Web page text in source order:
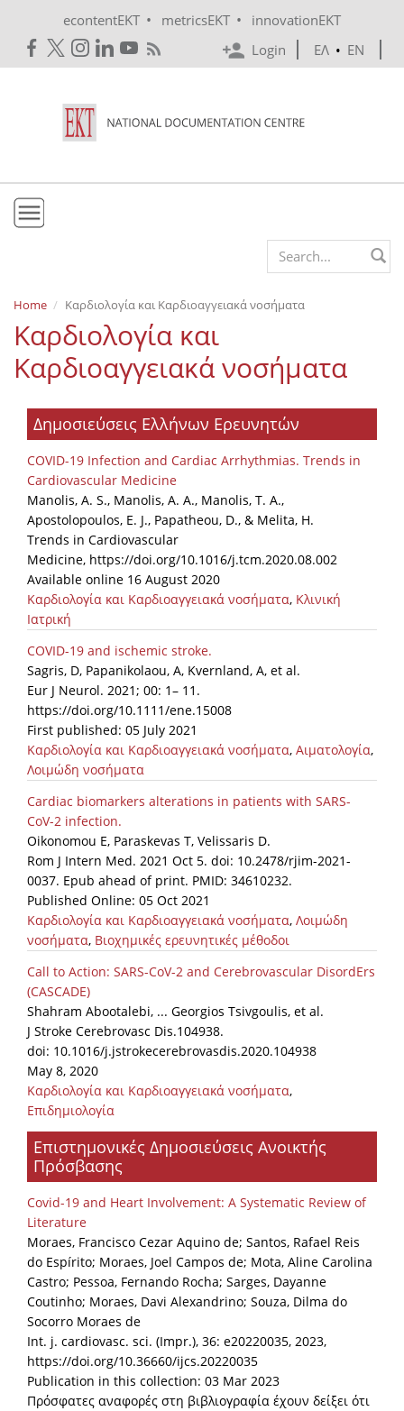
econtentEKT • metricsEKT •
innovationEKT
Login
ΕΛ • EN
Mission & Vision
Policies
History
Organisational Structure
EKT Tenders
EKT Websites
Projects
Services
Publications
Annual Reports
Publications for R&D Metrics & Indicators
Publications for Libraries
Informational Publications
News & Information
News
Events
Press Centre
"Innovation, Research & Technology" magazine
Contact
Helpdesks
Telephone & email Directory
Access to EKT
Search form
Home Καρδιολογία και Καρδιοαγγειακά νοσήματα
Καρδιολογία και
Καρδιοαγγειακά νοσήματα
Δημοσιεύσεις Ελλήνων Ερευνητών
COVID-19 Infection and Cardiac Arrhythmias. Trends in
Cardiovascular Medicine
Manolis, A. S., Manolis, A. A., Manolis, T. A.,
Apostolopoulos, E. J., Papatheou, D., & Melita, H.
Trends in Cardiovascular
Medicine, https://doi.org/10.1016/j.tcm.2020.08.002
Available online 16 August 2020
Καρδιολογία και Καρδιοαγγειακά νοσήματα, Κλινική
Ιατρική
COVID-19 and ischemic stroke.
Sagris, D, Papanikolaou, A, Kvernland, A, et al.
Eur J Neurol. 2021; 00: 1– 11.
https://doi.org/10.1111/ene.15008
First published: 05 July 2021
Καρδιολογία και Καρδιοαγγειακά νοσήματα, Αιματολογία,
Λοιμώδη νοσήματα
Cardiac biomarkers alterations in patients with SARS-
CoV-2 infection.
Oikonomou E, Paraskevas T, Velissaris D.
Rom J Intern Med. 2021 Oct 5. doi: 10.2478/rjim-2021-
0037. Epub ahead of print. PMID: 34610232.
Published Online: 05 Oct 2021
Καρδιολογία και Καρδιοαγγειακά νοσήματα, Λοιμώδη
νοσήματα, Βιοχημικές ερευνητικές μέθοδοι
Call to Action: SARS-CoV-2 and Cerebrovascular DisordErs
(CASCADE)
Shahram Abootalebi, ... Georgios Tsivgoulis, et al.
J Stroke Cerebrovasc Dis.104938.
doi: 10.1016/j.jstrokecerebrovasdis.2020.104938
May 8, 2020
Καρδιολογία και Καρδιοαγγειακά νοσήματα,
Επιδημιολογία
Επιστημονικές Δημοσιεύσεις Ανοικτής
Πρόσβασης
Covid-19 and Heart Involvement: A Systematic Review of
Literature
Moraes, Francisco Cezar Aquino de; Santos, Rafael Reis
do Espírito; Moraes, Joel Campos de; Mota, Aline Carolina
Castro; Pessoa, Fernando Rocha; Sarges, Dayanne
Coutinho; Moraes, Davi Alexandrino; Souza, Dilma do
Socorro Moraes de
Int. j. cardiovasc. sci. (Impr.), 36: e20220035, 2023,
https://doi.org/10.36660/ijcs.20220035
Publication in this collection: 03 Mar 2023
Πρόσφατες αναφορές στη βιβλιογραφία έχουν δείξει ότι